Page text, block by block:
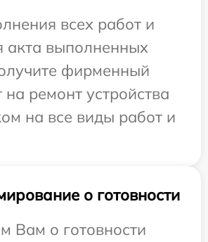
всех работ и
акта выполненных
фирменный
ремонт устройства
на все виды работ и
о готовности
Вам о готовности